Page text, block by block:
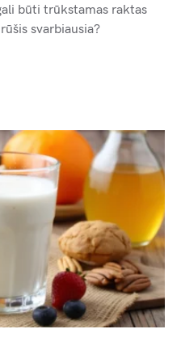
būti trūkstamas raktas
svarbiausia?